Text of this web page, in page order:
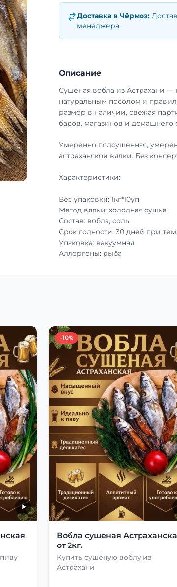
Доставка в Чёрмоз:
менеджера.
Описание
Сушёная вобла из Астрахани —
натуральным посолом и
размер в наличии, свежая
баров, магазинов и домашнего
Умеренно подсушенная,
астраханской вялки. Без
Характеристики:
Вес упаковки: 1кг*10уп
Метод вялки: холодная сушка
Состав: вобла, соль
Срок годности: 30 дней при
Упаковка: вакуумная
Аллергены: рыба
-10%
Вобла сушеная
от 2кг.
Купить сушёную воблу из
Астрахани